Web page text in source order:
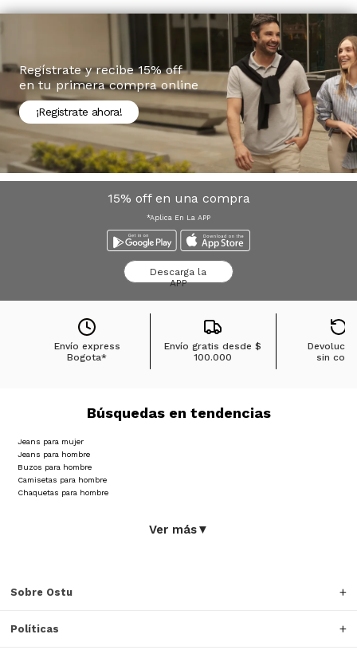
Regístrate y recibe 15% off
en tu primera compra online
¡Registrate ahora!
15% off en una compra
*Aplica En La APP
Descarga la
APP
Envío express
Bogota*
Envío gratis desde$
100.000
sin
Búsquedas en tendencias
Jeans para mujer
Jeans para hombre
Buzos para hombre
Camisetas para hombre
Chaquetas para hombre
Ver más▼
Sobre Ostu
Políticas